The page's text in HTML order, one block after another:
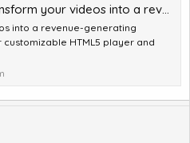
powerhouse with our customizable HTML5 player and smart ad zones | WP-Script
into a revenue-generating
HTML5 player and